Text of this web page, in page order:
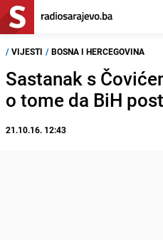
/ VIJESTI / BOSNA I HERCEGOVINA
Sastanak s
o tome da BiH
21.10.16. 12:43